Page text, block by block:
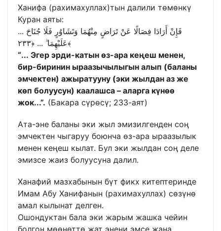
Ханифа (рахимахуллах)тын далили төмөнкү
Куран аяты:
... فَإِنْ أَرَادَا فِصَالًا عَنْ تَرَاضٍ مِنْهُمَا وَتَشَاوُرٍ فَلَا جُنَاحَ
عَلَيْهِمَا ۗ ... ﴿٢٣٣﴾
“... Эгер эрди-катын өз-ара кеңеш менен,
бир-биринин ыраазычылыгын алып (баланы
эмчектен) ажыратууну (эки жылдан аз же
көп болуусун) каалашса – аларга күнөө
жок...”. (Бакара сүрөсү; 233-аят)
Ата-эне баланы эки жыл эмизилгенден соң
эмчектен чыгаруу боюнча өз-ара ыраазылык
менен кеңеш кылат. Бул эки жылдан соң деле
эмизсе жаиз болуусуна далил.
Ханафий мазхабынын бүт фикх китептеринде
Имам Абу Ханифанын (рахимахуллах) сөзүнө
амал кылынат делген.
Ошондуктан бала эки жарым жашка чейин
болгон мөөнөттө жат энени эмсе жана